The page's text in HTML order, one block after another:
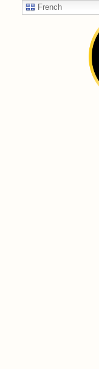
French